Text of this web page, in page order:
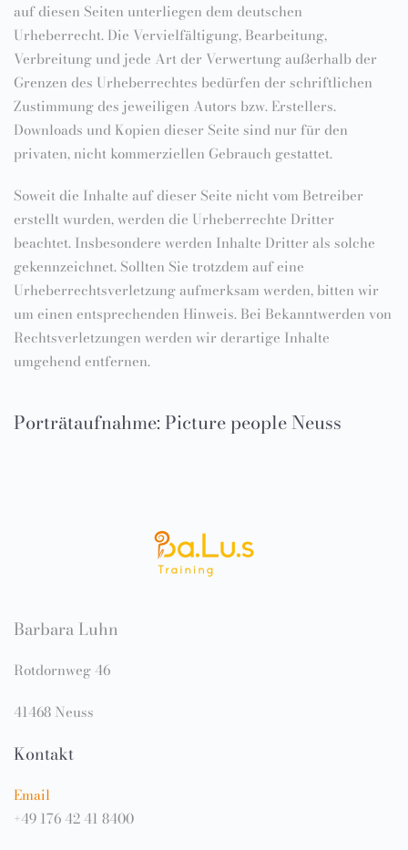
auf diesen Seiten unterliegen dem deutschen
Urheberrecht. Die Vervielfältigung, Bearbeitung,
Verbreitung und jede Art der Verwertung außerhalb der
Grenzen des Urheberrechtes bedürfen der schriftlichen
Zustimmung des jeweiligen Autors bzw. Erstellers.
Downloads und Kopien dieser Seite sind nur für den
privaten, nicht kommerziellen Gebrauch gestattet.
Soweit die Inhalte auf dieser Seite nicht vom Betreiber
erstellt wurden, werden die Urheberrechte Dritter
beachtet. Insbesondere werden Inhalte Dritter als solche
gekennzeichnet. Sollten Sie trotzdem auf eine
Urheberrechtsverletzung aufmerksam werden, bitten wir
um einen entsprechenden Hinweis. Bei Bekanntwerden von
Rechtsverletzungen werden wir derartige Inhalte
umgehend entfernen.
Porträtaufnahme: Picture people Neuss
Barbara Luhn
Rotdornweg 46
41468 Neuss
Kontakt
Email
+49 176 42 41 8400